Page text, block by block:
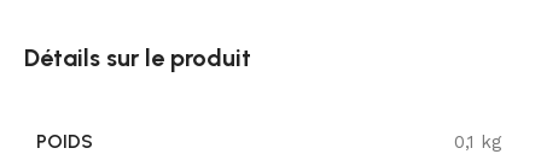
Détails sur le produit
POIDS 0,1 kg